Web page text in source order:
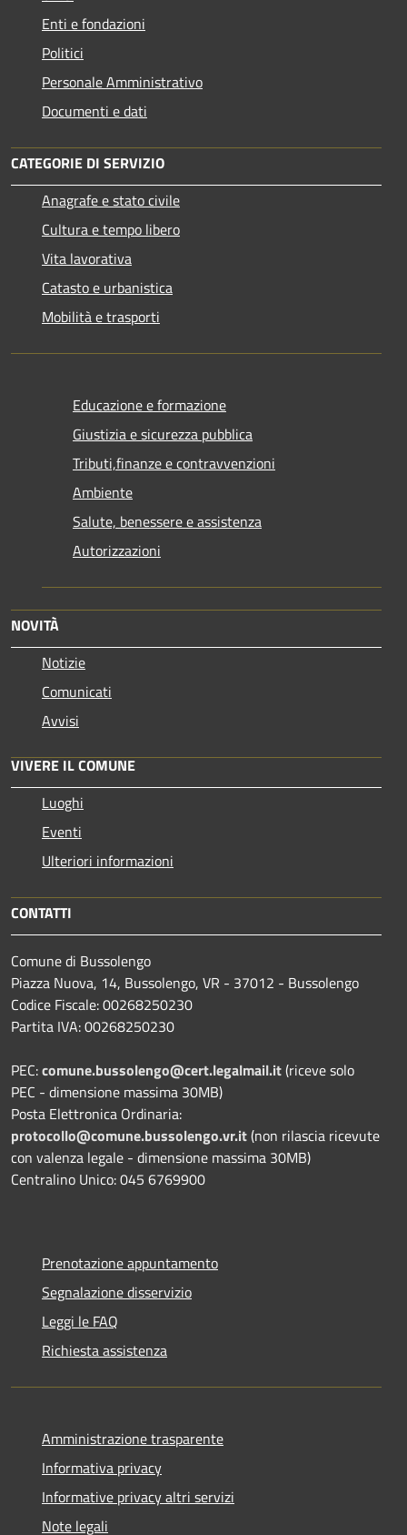
Enti e fondazioni
Politici
Personale Amministrativo
Documenti e dati
CATEGORIE DI SERVIZIO
Anagrafe e stato civile
Cultura e tempo libero
Vita lavorativa
Catasto e urbanistica
Mobilità e trasporti
Educazione e formazione
Giustizia e sicurezza pubblica
Tributi,finanze e contravvenzioni
Ambiente
Salute, benessere e assistenza
Autorizzazioni
NOVITÀ
Notizie
Comunicati
Avvisi
VIVERE IL COMUNE
Luoghi
Eventi
Ulteriori informazioni
CONTATTI
Comune di Bussolengo
Piazza Nuova, 14, Bussolengo, VR - 37012 - Bussolengo
Codice Fiscale: 00268250230
Partita IVA: 00268250230
PEC:comune.bussolengo@cert.legalmail.it(riceve solo
PEC - dimensione massima 30MB)
Posta Elettronica Ordinaria:
protocollo@comune.bussolengo.vr.it(non rilascia ricevute
con valenza legale - dimensione massima 30MB)
Centralino Unico: 045 6769900
Prenotazione appuntamento
Segnalazione disservizio
Leggi le FAQ
Richiesta assistenza
Amministrazione trasparente
Informativa privacy
Informative privacy altri servizi
Note legali